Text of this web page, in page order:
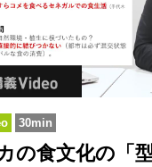
30min
の食文化の「